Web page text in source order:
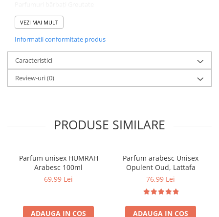
0.6 kg
Lattafa
VEZI MAI MULT
Informatii conformitate produs
Caracteristici
Review-uri(0)
PRODUSE SIMILARE
Parfum unisex HUMRAH
Arabesc 100ml
69,99 Lei
ADAUGA IN COS
Parfum arabesc Unisex
Opulent Oud, Lattafa
76,99 Lei
ADAUGA IN COS